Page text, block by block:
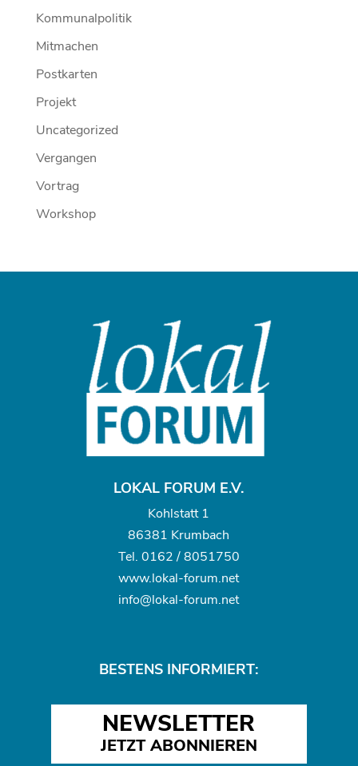
Kommunalpolitik
Mitmachen
Postkarten
Projekt
Uncategorized
Vergangen
Vortrag
Workshop
LOKAL FORUM E.V.
Kohlstatt 1
86381 Krumbach
Tel. 0162 / 8051750
www.lokal-forum.net
info@lokal-forum.net
BESTENS INFORMIERT:
NEWSLETTER
JETZT ABONNIEREN